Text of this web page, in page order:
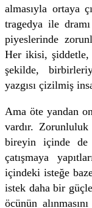
almasıyla ortaya
tragedya ile
piyeslerinde
Her ikisi, şiddetle,
şekilde,
yazgısı çizilmiş
Ama öte yandan
vardır. Zorunluluk
bireyin içinde de
çatışmaya
içindeki isteğe
istek daha bir
öcünün